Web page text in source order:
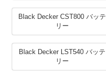
Black Decker CST800 バッテ
リー
Black Decker LST540 バッテ
リー